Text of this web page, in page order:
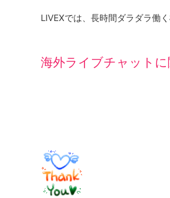
LIVEXでは、長時間ダラダラ働
海外ライブチャット